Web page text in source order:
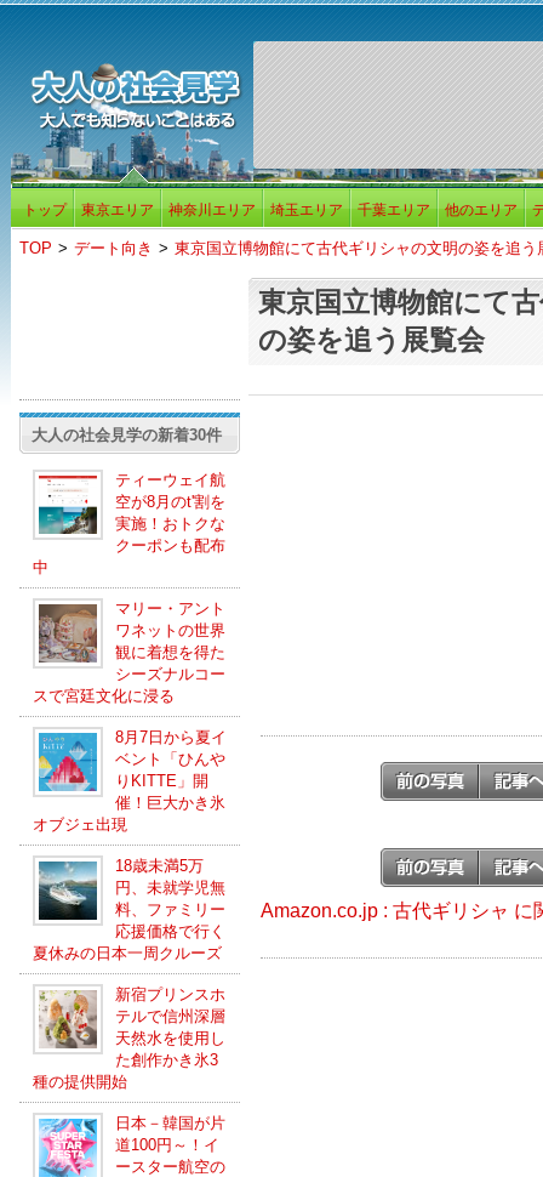
トップ 東京エリア 神奈川エリア 埼玉エリア 千葉エリア 他のエリア
TOP > デート向き > 東京国立博物館にて古代ギリシャの文明の姿を追う
大人の社会見学の新着30件
ティーウェイ航
空が8月のt'割を
実施！おトクな
クーポンも配布
中
マリー・アント
ワネットの世界
観に着想を得た
シーズナルコー
スで宮廷文化に浸る
8月7日から夏イ
ベント「ひんや
りKITTE」開
催！巨大かき氷
オブジェ出現
18歳未満5万
円、未就学児無
料、ファミリー
応援価格で行く
夏休みの日本一周クルーズ
新宿プリンスホ
テルで信州深層
天然水を使用し
た創作かき氷3
種の提供開始
日本－韓国が片
道100円～！イ
ースター航空の
東京国立博物館にて
の姿を追う展覧会
Amazon.co.jp : 古代ギリシャ に